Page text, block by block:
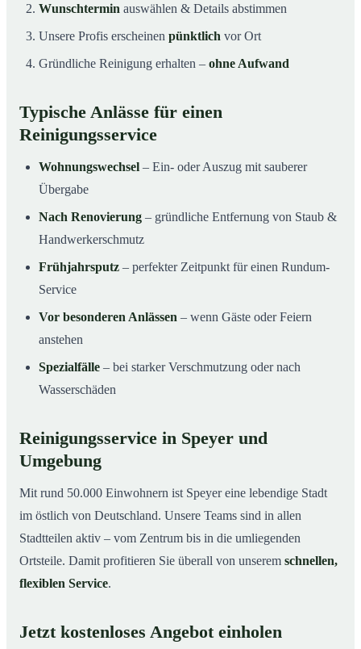
Wunschtermin auswählen & Details abstimmen
Unsere Profis erscheinen pünktlich vor Ort
Gründliche Reinigung erhalten – ohne Aufwand
Typische Anlässe für einen
Reinigungsservice
Wohnungswechsel – Ein- oder Auszug mit sauberer
Übergabe
Nach Renovierung – gründliche Entfernung von Staub &
Handwerkerschmutz
Frühjahrsputz – perfekter Zeitpunkt für einen Rundum-
Service
Vor besonderen Anlässen – wenn Gäste oder Feiern
anstehen
Spezialfälle – bei starker Verschmutzung oder nach
Wasserschäden
Reinigungsservice in Speyer und
Umgebung
Mit rund 50.000 Einwohnern ist Speyer eine lebendige Stadt
im östlich von Deutschland. Unsere Teams sind in allen
Stadtteilen aktiv – vom Zentrum bis in die umliegenden
Ortsteile. Damit profitieren Sie überall von unserem schnellen,
flexiblen Service.
Jetzt kostenloses Angebot einholen